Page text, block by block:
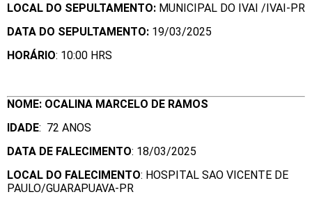
LOCAL DO SEPULTAMENTO: MUNICIPAL DO IVAI /IVAI-PR
DATA DO SEPULTAMENTO: 19/03/2025
HORÁRIO: 10:00 HRS
NOME: OCALINA MARCELO DE RAMOS
IDADE: 72 ANOS
DATA DE FALECIMENTO: 18/03/2025
LOCAL DO FALECIMENTO: HOSPITAL SAO VICENTE DE
PAULO/GUARAPUAVA-PR